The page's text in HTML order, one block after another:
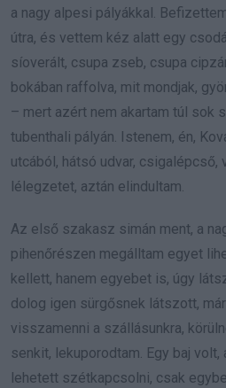
a nagy alpesi pályákkal.
útra, és vettem kéz alatt egy
síoverált, csupa zseb, csupa
bokában raffolva, mit mondjak,
– mert azért nem akartam túl sok
tubenthali pályán. Istenem, én,
utcából, hátsó udvar, csigalépcső,
lélegzetet, aztán elindultam.
Az első szakasz simán ment, a
pihenőrészen megálltam egyet
kellett, hanem egyebet is, úgy
dolog igen sürgősnek látszott,
visszamenni a szállásunkra,
senkit, lekuporodtam. Egy baj
lehetett szétkapcsolni, csak